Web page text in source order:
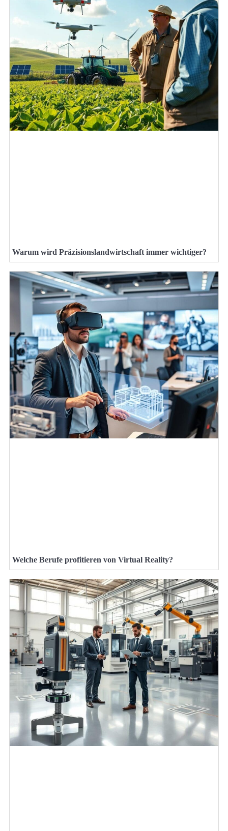
Warum wird Präzisionslandwirtschaft immer wichtiger?
Welche Berufe profitieren von Virtual Reality?